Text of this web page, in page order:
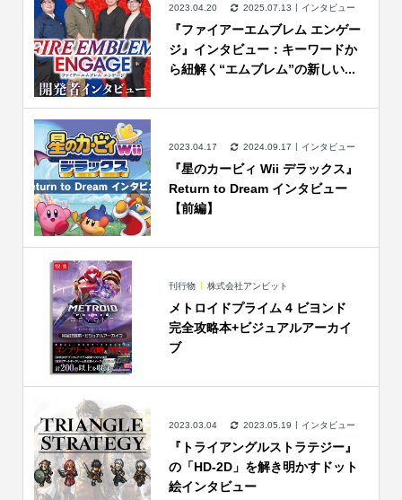
2023.04.20 2025.07.13 インタビュー
『ファイアーエムブレム エンゲー
ジ』インタビュー：キーワードか
ら紐解く“エムブレム”の新しい...
2023.04.17 2024.09.17 インタビュー
『星のカービィ Wii デラックス』
Return to Dream インタビュー
【前編】
刊行物 株式会社アンビット
メトロイドプライム 4 ビヨンド
完全攻略本+ビジュアルアーカイ
ブ
2023.03.04 2023.05.19 インタビュー
『トライアングルストラテジー』
の「HD-2D」を解き明かすドット
絵インタビュー